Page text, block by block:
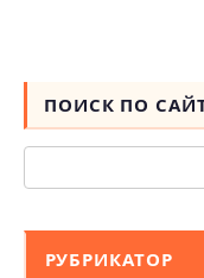
ПОИСК ПО
РУБРИКАТОР